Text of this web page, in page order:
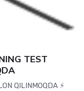
TEST
QILINMOQDA ⚡️